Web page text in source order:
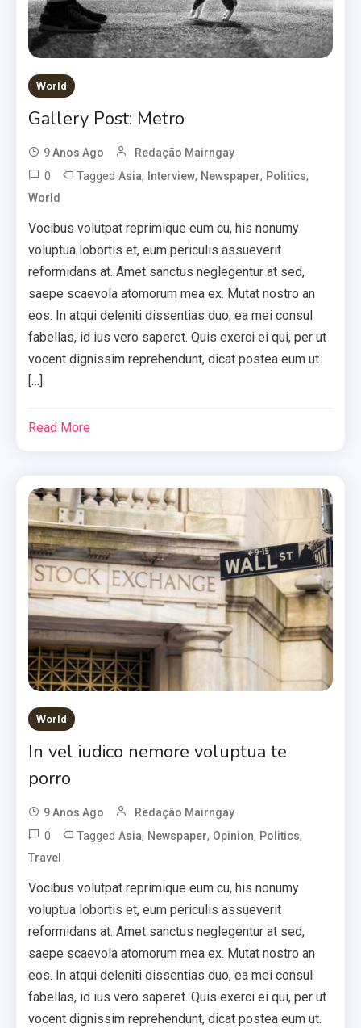
World
Gallery Post: Metro
9 Anos Ago Redação Mairngay
0 TaggedAsia, Interview, Newspaper, Politics,
World
Vocibus volutpat reprimique eum cu, his nonumy
voluptua lobortis et, eum periculis assueverit
reformidans at. Amet sanctus neglegentur at sed,
saepe scaevola atomorum mea ex. Mutat nostro an
eos. In atqui deleniti dissentias duo, ea mei consul
fabellas, id ius vero saperet. Quis exerci ei qui, per ut
vocent dignissim reprehendunt, dicat postea eum ut.
[…]
Read More
World
In vel iudico nemore voluptua te
porro
9 Anos Ago Redação Mairngay
0 TaggedAsia, Newspaper, Opinion, Politics,
Travel
Vocibus volutpat reprimique eum cu, his nonumy
voluptua lobortis et, eum periculis assueverit
reformidans at. Amet sanctus neglegentur at sed,
saepe scaevola atomorum mea ex. Mutat nostro an
eos. In atqui deleniti dissentias duo, ea mei consul
fabellas, id ius vero saperet. Quis exerci ei qui, per ut
vocent dignissim reprehendunt, dicat postea eum ut.